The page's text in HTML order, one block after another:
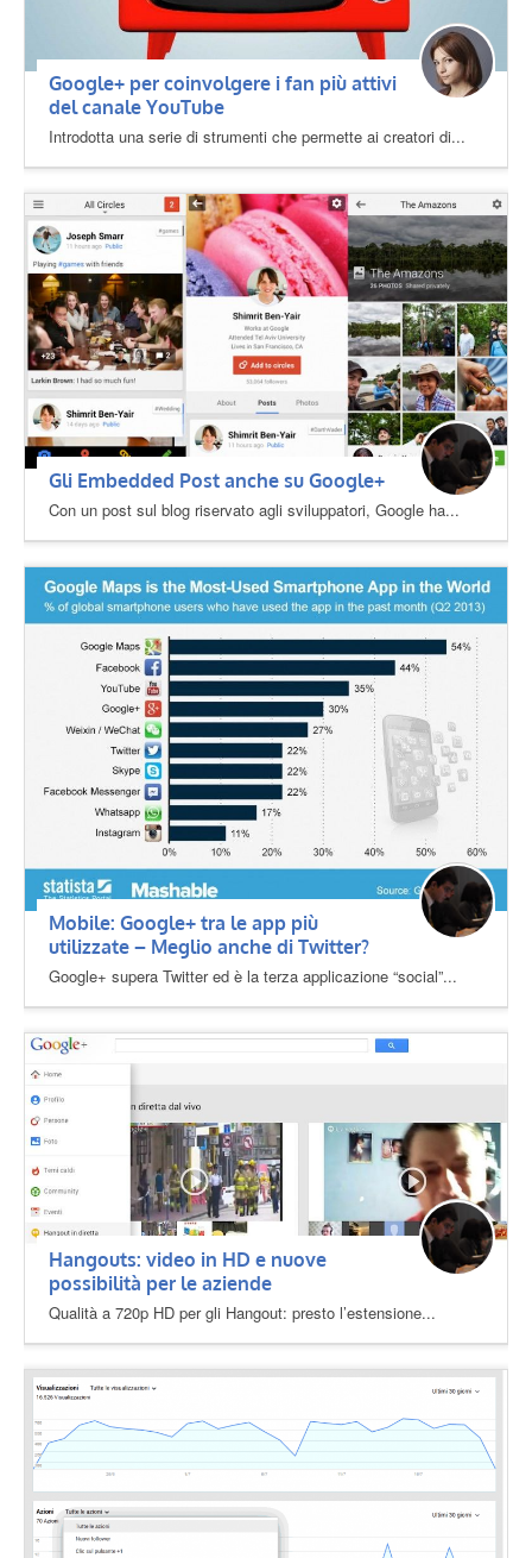
Google+ per coinvolgere i fan più attivi
del canale YouTube
Introdotta una serie di strumenti che permette ai creatori di...
Gli Embedded Post anche su Google+
Con un post sul blog riservato agli sviluppatori, Google ha...
Mobile: Google+ tra le app più
utilizzate – Meglio anche di Twitter?
Google+ supera Twitter ed è la terza applicazione “social”...
Hangouts: video in HD e nuove
possibilità per le aziende
Qualità a 720p HD per gli Hangout: presto l’estensione...